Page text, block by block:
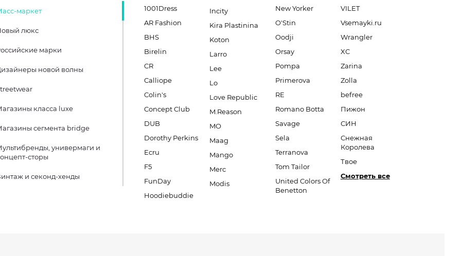
маркет
люкс
марки
новой волны
класса luxe
сегмента bridge
универмаги и
сторы
и секонд-хенды
1001Dress
AR Fashion
BHS
Birelin
CR
Calliope
Colin's
Concept Club
DUB
Dorothy Perkins
Ecru
F5
FunDay
Hoodiebuddie
Incity
Kira Plastinina
Koton
Larro
Lee
Lo
Love Republic
M.Reason
MO
Maag
Mango
Merc
Modis
New Yorker
O'Stin
Oodji
Orsay
Pompa
Primerova
RE
Romano Botta
Savage
Sela
Terranova
Tom Tailor
United Colors Of
Benetton
VILET
Vsemayki.ru
Wrangler
XC
Zarina
Zolla
befree
Пижон
СИН
Снежная
Королева
Твое
Смотреть все